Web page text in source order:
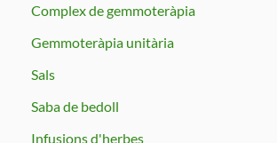
Complex de gemmoteràpia
Gemmoteràpia unitària
Sals
Saba de bedoll
Infusions d'herbes